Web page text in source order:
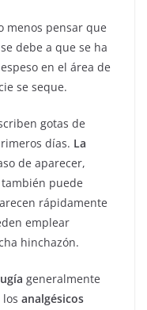
menos pensar que
debe a que se ha
en el área de
se seque.
gotas de
días. La
de aparecer,
puede
rápidamente
emplear
hinchazón.
generalmente
analgésicos